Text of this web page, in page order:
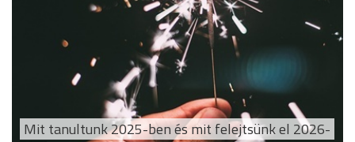
Mit tanultunk 2025-ben és mit felejtsünk el 2026-